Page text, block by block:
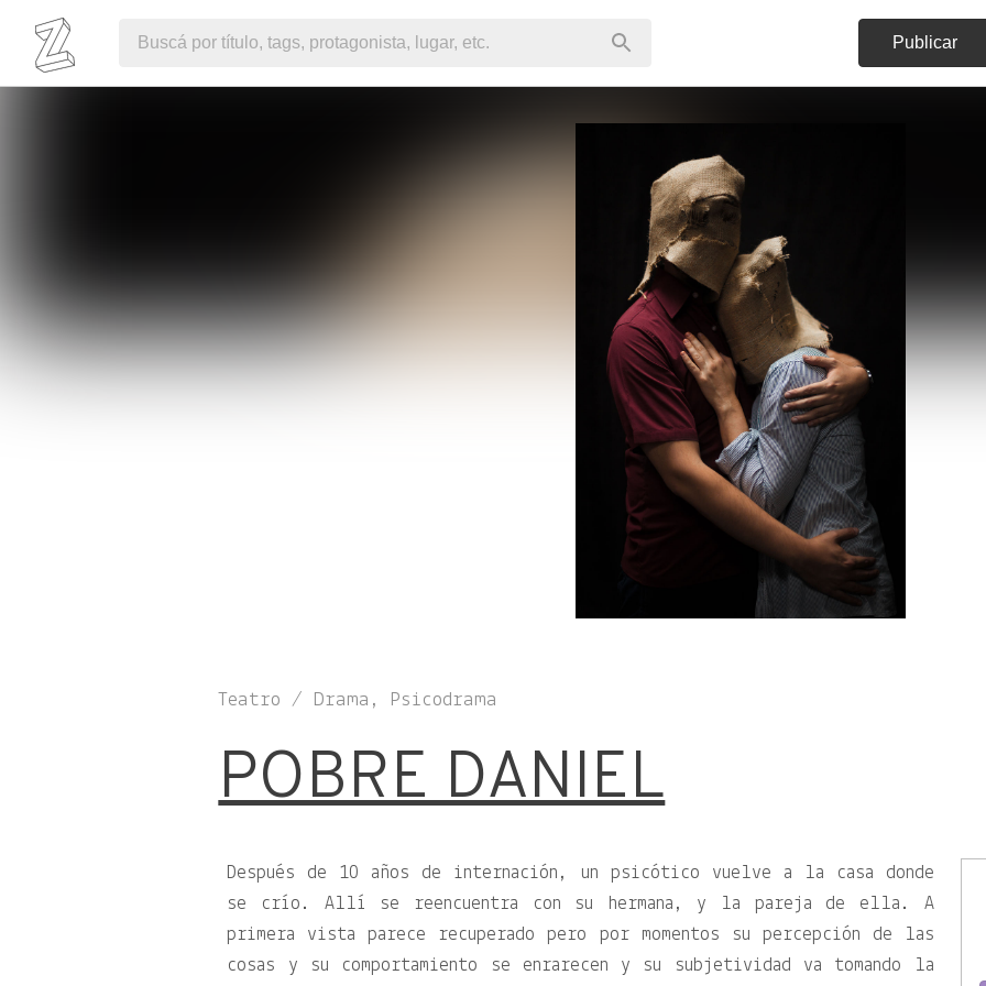
Publicar
Teatro / Drama, Psicodrama
POBRE DANIEL
Después de 10 años de internación, un psicótico vuelve a la casa donde
se crío. Allí se reencuentra con su hermana, y la pareja de ella. A
primera vista parece recuperado pero por momentos su percepción de las
cosas y su comportamiento se enrarecen y su subjetividad va tomando la